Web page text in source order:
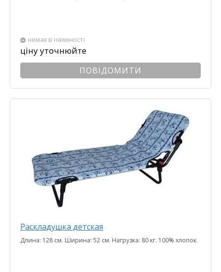
немає в наявності
ціну уточнюйте
ПОВІДОМИТИ
Раскладушка детская
Длина: 128 см. Ширина: 52 см. Нагрузка: 80 кг. 100% хлопок.